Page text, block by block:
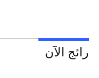
رائج الآن